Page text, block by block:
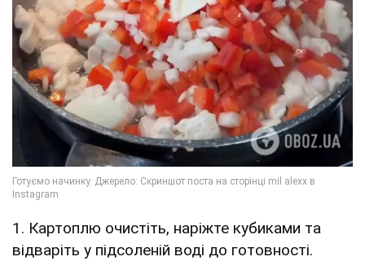
1. Картоплю очистіть, наріжте кубиками та
відваріть у підсоленій воді до готовності.